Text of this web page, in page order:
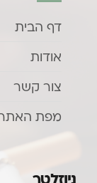
דף הבית
אודות
צור קשר
מפת